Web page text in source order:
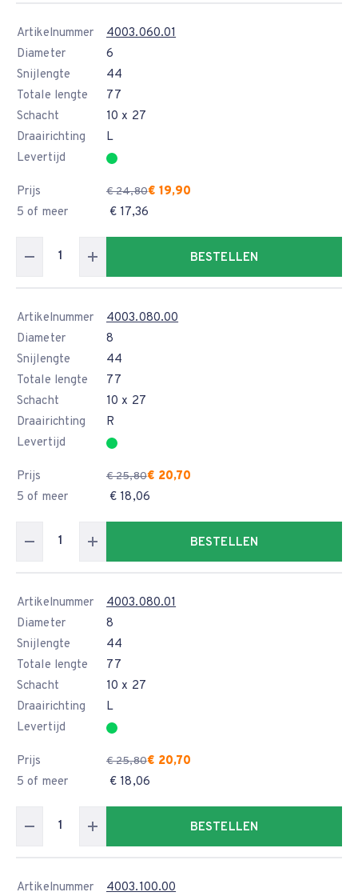
Artikelnummer
4003.060.01
Diameter
6
Snijlengte
44
Totale lengte
77
Schacht
10 x 27
Draairichting
L
Levertijd
Prijs € 24,80€ 19,90
5 of meer
€ 17,36
BESTELLEN
Artikelnummer
4003.080.00
Diameter
8
Snijlengte
44
Totale lengte
77
Schacht
10 x 27
Draairichting
R
Levertijd
Prijs € 25,80€ 20,70
5 of meer
€ 18,06
BESTELLEN
Artikelnummer
4003.080.01
Diameter
8
Snijlengte
44
Totale lengte
77
Schacht
10 x 27
Draairichting
L
Levertijd
Prijs € 25,80€ 20,70
5 of meer
€ 18,06
BESTELLEN
Artikelnummer
4003.100.00